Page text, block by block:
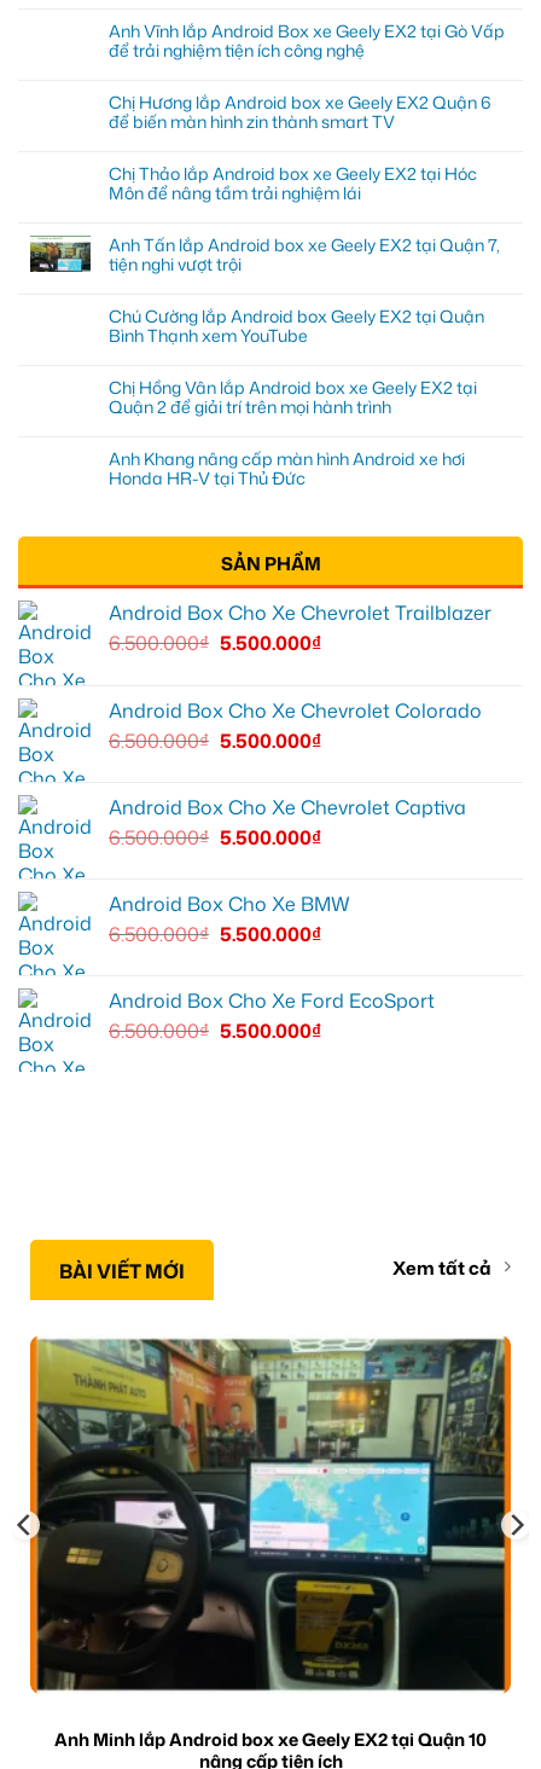
Anh Vĩnh lắp Android Box xe Geely EX2 tại Gò Vấp
để trải nghiệm tiện ích công nghệ
Chị Hương lắp Android box xe Geely EX2 Quận 6
để biến màn hình zin thành smart TV
Chị Thảo lắp Android box xe Geely EX2 tại Hóc
Môn để nâng tầm trải nghiệm lái
Anh Tấn lắp Android box xe Geely EX2 tại Quận 7,
tiện nghi vượt trội
Chú Cường lắp Android box Geely EX2 tại Quận
Bình Thạnh xem YouTube
Chị Hồng Vân lắp Android box xe Geely EX2 tại
Quận 2 để giải trí trên mọi hành trình
Anh Khang nâng cấp màn hình Android xe hơi
Honda HR-V tại Thủ Đức
SẢN PHẨM
Android Box Cho Xe Chevrolet Trailblazer
6.500.000₫ 5.500.000₫
Android Box Cho Xe Chevrolet Colorado
6.500.000₫ 5.500.000₫
Android Box Cho Xe Chevrolet Captiva
6.500.000₫ 5.500.000₫
Android Box Cho Xe BMW
6.500.000₫ 5.500.000₫
Android Box Cho Xe Ford EcoSport
6.500.000₫ 5.500.000₫
BÀI VIẾT MỚI Xem tất cả
Anh Minh lắp Android box xe Geely EX2 tại Quận 10
nâng cấp tiện ích